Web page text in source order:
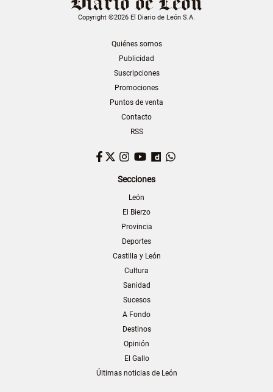
Copyright ©2026 El Diario de León S.A.
Quiénes somos
Publicidad
Suscripciones
Promociones
Puntos de venta
Contacto
RSS
Facebook
TwitterInstagram
YouTubeDailymotion
Secciones
León
El Bierzo
Provincia
Deportes
Castilla y León
Cultura
Sanidad
Sucesos
A Fondo
Destinos
Opinión
El Gallo
Últimas noticias de León